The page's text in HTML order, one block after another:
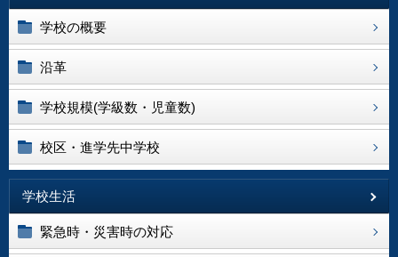
学校の概要
沿革
学校規模(学級数・児童数)
校区・進学先中学校
学校生活
緊急時・災害時の対応